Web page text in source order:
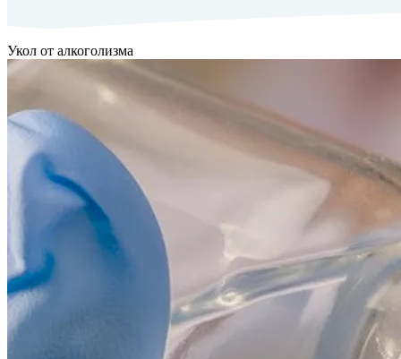
Укол от алкоголизма